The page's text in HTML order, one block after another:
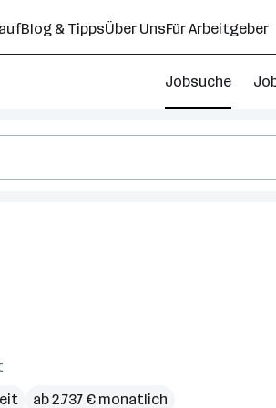
Blog & TippsÜber UnsFür Arbeitgeber
Jobsuche
ab 2.737 € monatlich